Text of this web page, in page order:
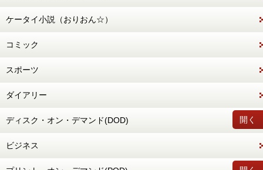
ケータイ小説（おりおん☆）
コミック
スポーツ
ダイアリー
開く
ディスク・オン・デマンド(DOD)
ビジネス